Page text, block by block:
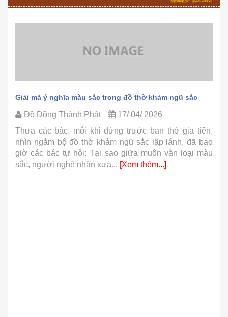
Giải mã ý nghĩa màu sắc trong đồ thờ khảm ngũ sắc
Đồ Đồng Thành Phát
17/ 04/ 2026
Thưa các bác, mỗi khi đứng trước ban thờ gia tiên,
nhìn ngắm bộ đồ thờ khảm ngũ sắc lấp lánh, đã bao
giờ các bác tự hỏi: Tại sao giữa muôn vàn loại màu
sắc, người nghệ nhân xưa... [Xem thêm...]